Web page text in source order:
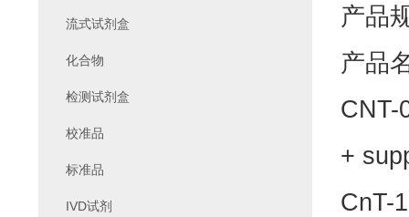
产品
产品
CNT-
+
CnT-
流式试剂盒
化合物
检测试剂盒
校准品
标准品
IVD试剂